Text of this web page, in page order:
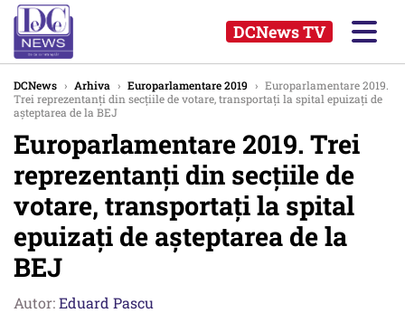
DCNews TV
DCNews › Arhiva › Europarlamentare 2019 › Europarlamentare 2019.
Trei reprezentanţi din secţiile de votare, transportaţi la spital epuizaţi de
aşteptarea de la BEJ
Europarlamentare 2019. Trei
reprezentanţi din secţiile de
votare, transportaţi la spital
epuizaţi de aşteptarea de la
BEJ
Autor:Eduard Pascu